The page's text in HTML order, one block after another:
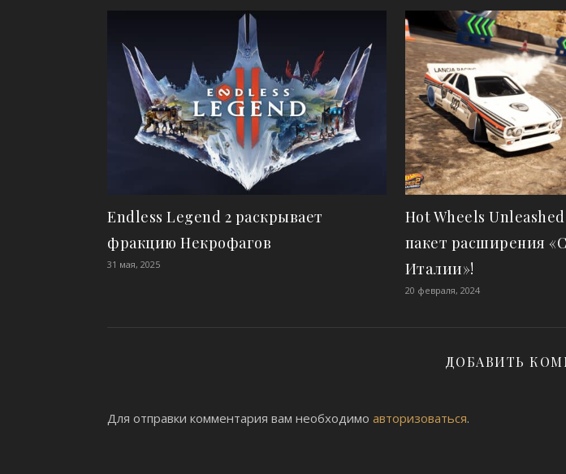
Endless Legend 2 раскрывает
фракцию Некрофагов
31 мая, 2025
Hot Wheels
пакет расширения
Италии»!
20 февраля, 2024
ДОБАВИТЬ
Для отправки комментария вам необходимо авторизоваться.